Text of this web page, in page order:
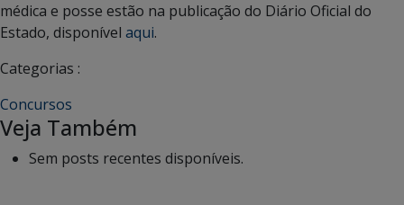
médica e posse estão na publicação do Diário Oficial do
Estado, disponível aqui.
Categorias :
Concursos
Veja Também
Sem posts recentes disponíveis.